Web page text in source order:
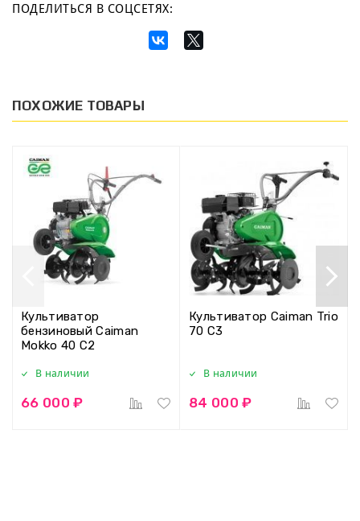
ПОДЕЛИТЬСЯ В СОЦСЕТЯХ:
ПОХОЖИЕ ТОВАРЫ
Культиватор
бензиновый Caiman
Mokko 40 C2
В наличии
66 000 ₽
Культиватор Caiman Trio
70 C3
В наличии
84 000 ₽